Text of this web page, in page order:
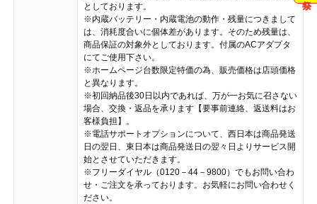
としております。
※内蔵バッテリー・内蔵電池の動作・残量につきまして
は、消耗度合いに個体差があります。そのため残量は、
商品保証の対象外としております。付属のACアダプタ
にてご使用下さい。
※ホームページ台数限定特価の為、販売価格は店頭価格
と異なります。
※初回納品後30日以内であれば、万が一お気に召さない
場合、交換・返品を承ります【要事前連絡、返送料はお
客様負担】。
※電話サポートオプションについて、西日本は商品発送
日の翌日、東日本は商品発送日の翌々日よりサービス開
始とさせていただきます。
※フリーダイヤル（0120－44－9800）でもお問い合わ
せ・ご注文を承っております。お気軽にお問い合わせく
ださい。